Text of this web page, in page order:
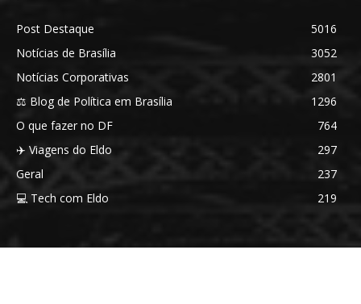
Post Destaque
5016
Notícias de Brasília
3052
Notícias Corporativas
2801
⚖️ Blog de Política em Brasília
1296
O que fazer no DF
764
✈️ Viagens do Eldo
297
Geral
237
💻 Tech com Eldo
219